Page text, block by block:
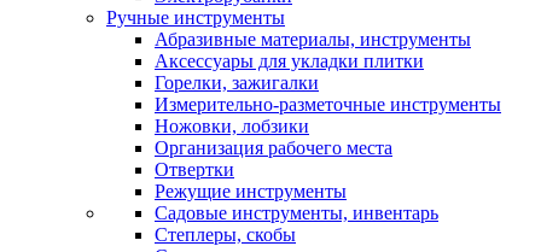
Ручные инструменты
Абразивные материалы, инструменты
Аксессуары для укладки плитки
Горелки, зажигалки
Измерительно-разметочные инструменты
Ножовки, лобзики
Организация рабочего места
Отвертки
Режущие инструменты
Садовые инструменты, инвентарь
Степлеры, скобы